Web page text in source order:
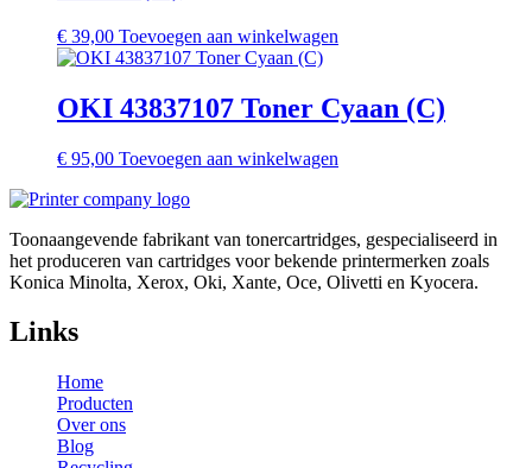
€ 39,00 Toevoegen aan winkelwagen
OKI 43837107 Toner Cyaan (C)
€ 95,00 Toevoegen aan winkelwagen
Toonaangevende fabrikant van tonercartridges, gespecialiseerd in
het produceren van cartridges voor bekende printermerken zoals
Konica Minolta, Xerox, Oki, Xante, Oce, Olivetti en Kyocera.
Links
Home
Producten
Over ons
Blog